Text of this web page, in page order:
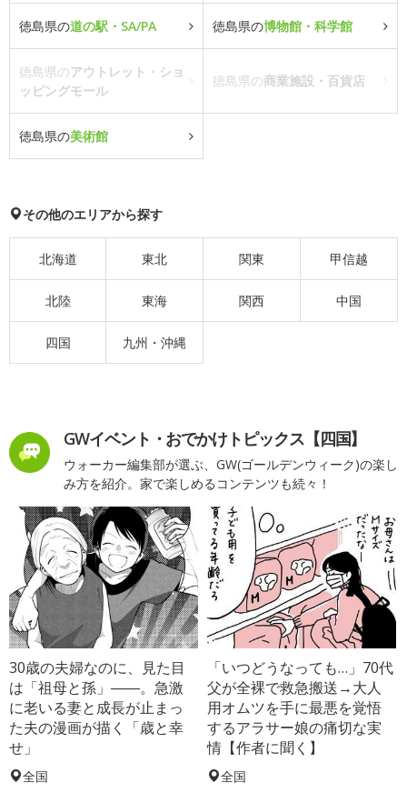
徳島県の道の駅・SA/PA 徳島県の博物館・科学館
徳島県のアウトレット・ショ
ッピングモール
徳島県の商業施設・百貨店
徳島県の美術館
その他のエリアから探す
北海道 東北 関東 甲信越
北陸 東海 関西 中国
四国 九州・沖縄
GWイベント・おでかけトピックス【四国】
ウォーカー編集部が選ぶ、GW(ゴールデンウィーク)の楽し
み方を紹介。家で楽しめるコンテンツも続々！
30歳の夫婦なのに、見た目
は「祖母と孫」――。急激
に老いる妻と成長が止まっ
た夫の漫画が描く「歳と幸
せ」
全国
「いつどうなっても…」70代
父が全裸で救急搬送→大人
用オムツを手に最悪を覚悟
するアラサー娘の痛切な実
情【作者に聞く】
全国